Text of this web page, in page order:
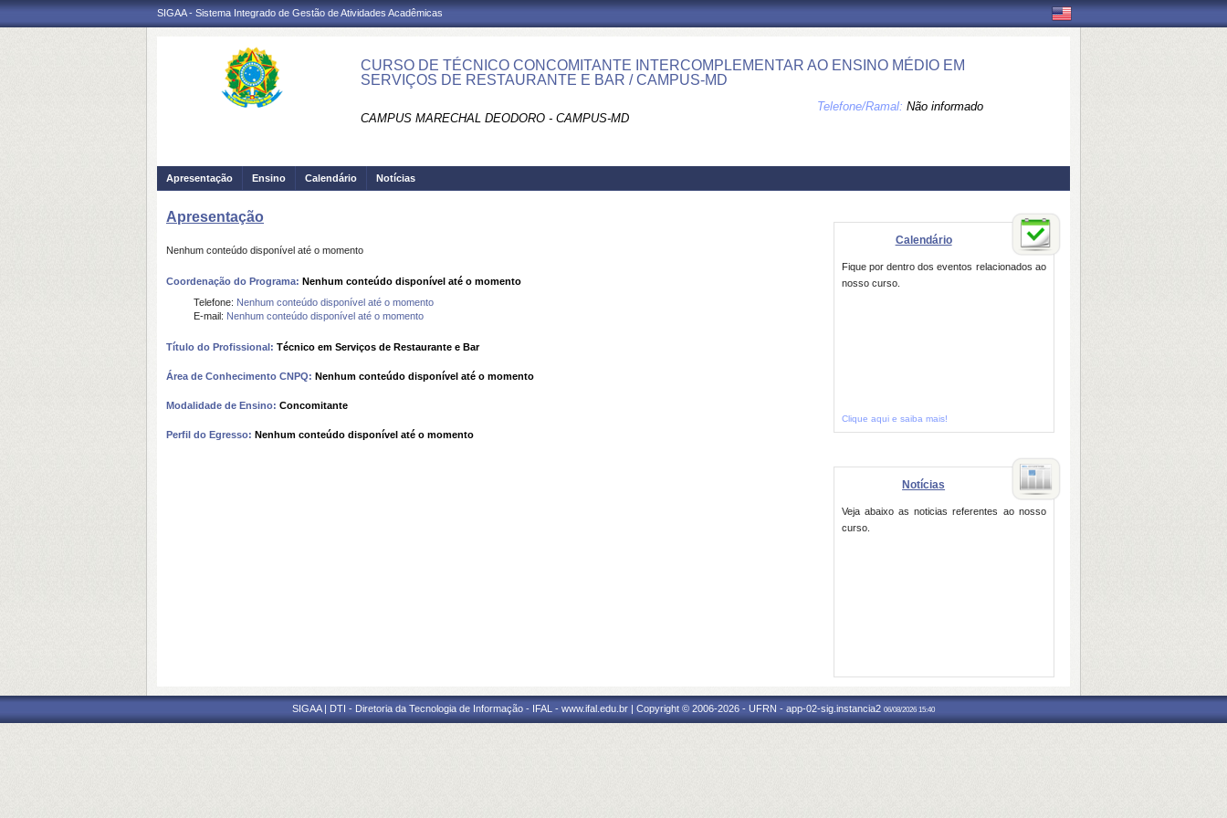
SIGAA - Sistema Integrado de Gestão de Atividades Acadêmicas
CURSO DE TÉCNICO CONCOMITANTE INTERCOMPLEMENTAR AO ENSINO MÉDIO EM
SERVIÇOS DE RESTAURANTE E BAR / CAMPUS-MD
CAMPUS MARECHAL DEODORO - CAMPUS-MD
Telefone/Ramal: Não informado
Apresentação Ensino Calendário Notícias
Apresentação
Nenhum conteúdo disponível até o momento
Coordenação do Programa: Nenhum conteúdo disponível até o momento
Telefone: Nenhum conteúdo disponível até o momento
E-mail: Nenhum conteúdo disponível até o momento
Título do Profissional: Técnico em Serviços de Restaurante e Bar
Área de Conhecimento CNPQ: Nenhum conteúdo disponível até o momento
Modalidade de Ensino: Concomitante
Perfil do Egresso: Nenhum conteúdo disponível até o momento
Calendário
Fique por dentro dos eventos relacionados ao
nosso curso.
Clique aqui e saiba mais!
Notícias
Veja abaixo as noticias referentes ao nosso
curso.
SIGAA | DTI - Diretoria da Tecnologia de Informação - IFAL - www.ifal.edu.br | Copyright © 2006-2026 - UFRN - app-02-sig.instancia2 06/08/2026 15:40